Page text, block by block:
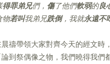
得罪弟兄們， 傷了他們軟弱的良
物若叫我弟兄跌倒，我就永遠不
禱帶領大家對齊今天的經文時
到祭偶像之物，我們曉得我們